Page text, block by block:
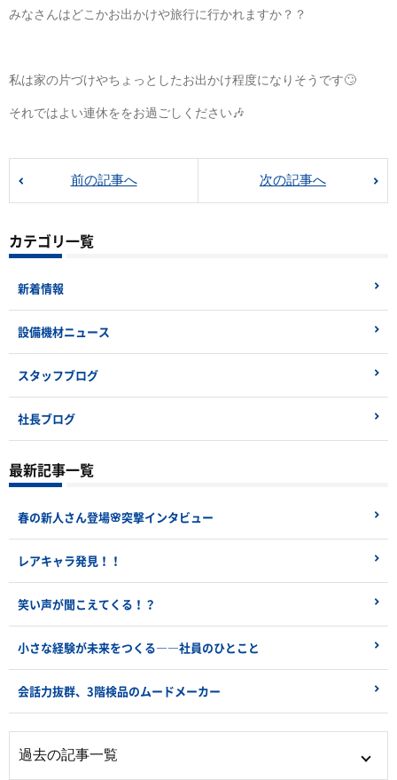
みなさんはどこかお出かけや旅行に行かれますか？？
私は家の片づけやちょっとしたお出かけ程度になりそうです🙄
それではよい連休ををお過ごしください🎶
前の記事へ 次の記事へ
カテゴリ一覧
新着情報
設備機材ニュース
スタッフブログ
社長ブログ
最新記事一覧
春の新人さん登場🌸突撃インタビュー
レアキャラ発見！！
笑い声が聞こえてくる！？
小さな経験が未来をつくる――社員のひとこと
会話力抜群、3階検品のムードメーカー